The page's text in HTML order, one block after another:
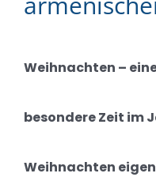
Weihnachten –
besondere Zeit im
Weihnachten